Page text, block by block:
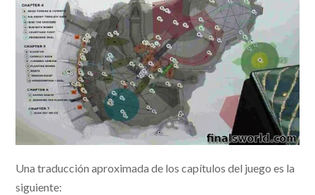
Una traducción aproximada de los capítulos del juego es la
siguiente: